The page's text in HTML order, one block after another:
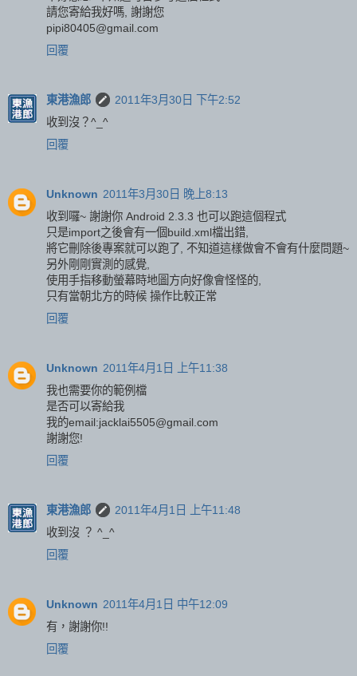
請您寄給我好嗎, 謝謝您
pipi80405@gmail.com
回覆
東港漁郎
2011年3月30日 下午2:52
收到沒？^_^
回覆
Unknown 2011年3月30日 晚上8:13
收到囉~ 謝謝你 Android 2.3.3 也可以跑這個程式
只是import之後會有一個build.xml檔出錯,
將它刪除後專案就可以跑了, 不知道這樣做會不會有什麼問題~
另外剛剛實測的感覺,
使用手指移動螢幕時地圖方向好像會怪怪的,
只有當朝北方的時候 操作比較正常
回覆
Unknown 2011年4月1日 上午11:38
我也需要你的範例檔
是否可以寄給我
我的email:jacklai5505@gmail.com
謝謝您!
回覆
東港漁郎
2011年4月1日 上午11:48
收到沒 ？ ^_^
回覆
Unknown 2011年4月1日 中午12:09
有，謝謝你!!
回覆